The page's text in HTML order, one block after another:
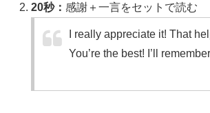
20秒：感謝＋一言をセットで読む
I really appreciate it! That
You’re the best! I’ll